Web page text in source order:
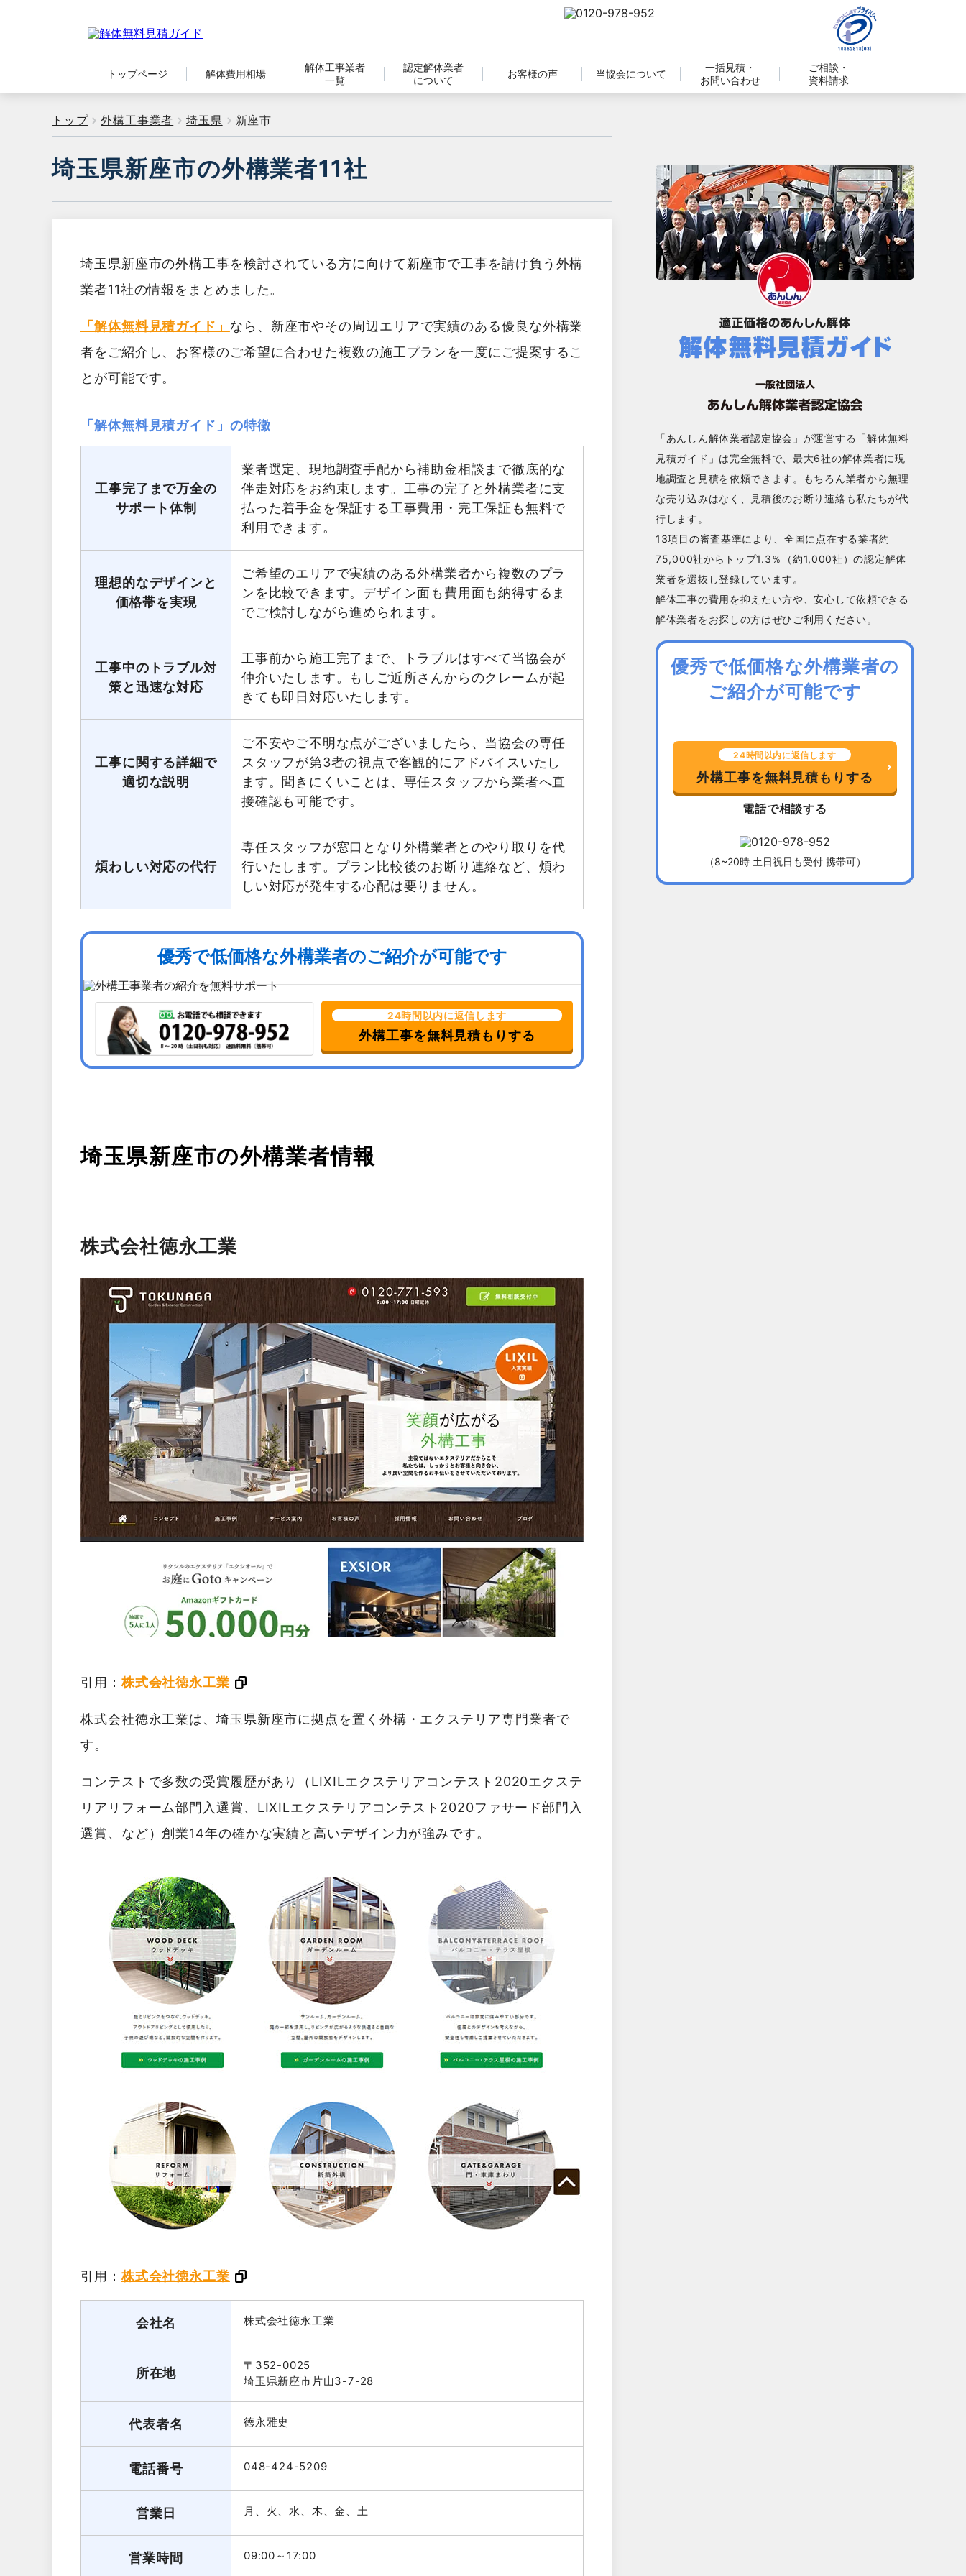
トップページ 解体費用相場
解体工事業者
一覧
認定解体業者
について
お客様の声 当協会について
一括見積・
お問い合わせ
ご相談・
資料請求
トップ 外構工事業者 埼玉県 新座市
埼玉県新座市の外構業者11社
埼玉県新座市の外構工事を検討されている方に向けて新座市で工事を請け負う外構
業者11社の情報をまとめました。
「解体無料見積ガイド」 なら、新座市やその周辺エリアで実績のある優良な外構業
者をご紹介し、お客様のご希望に合わせた複数の施工プランを一度にご提案するこ
とが可能です。
「解体無料見積ガイド」の特徴
工事完了まで万全の
サポート体制
業者選定、現地調査手配から補助金相談まで徹底的な
伴走対応をお約束します。工事の完了と外構業者に支
払った着手金を保証する工事費用・完工保証も無料で
利用できます。
理想的なデザインと
価格帯を実現
ご希望のエリアで実績のある外構業者から複数のプラ
ンを比較できます。デザイン面も費用面も納得するま
でご検討しながら進められます。
工事中のトラブル対
策と迅速な対応
工事前から施工完了まで、トラブルはすべて当協会が
仲介いたします。もしご近所さんからのクレームが起
きても即日対応いたします。
工事に関する詳細で
適切な説明
ご不安やご不明な点がございましたら、当協会の専任
スタッフが第3者の視点で客観的にアドバイスいたし
ます。聞きにくいことは、専任スタッフから業者へ直
接確認も可能です。
煩わしい対応の代行
専任スタッフが窓口となり外構業者とのやり取りを代
行いたします。プラン比較後のお断り連絡など、煩わ
しい対応が発生する心配は要りません。
優秀で低価格な外構業者のご紹介が可能です
24時間以内に返信します
外構工事を無料見積もりする
埼玉県新座市の外構業者情報
株式会社徳永工業
引用：株式会社徳永工業
株式会社徳永工業は、埼玉県新座市に拠点を置く外構・エクステリア専門業者で
す。
コンテストで多数の受賞履歴があり（LIXILエクステリアコンテスト2020エクステ
リアリフォーム部門入選賞、LIXILエクステリアコンテスト2020ファサード部門入
選賞、など）創業14年の確かな実績と高いデザイン力が強みです。
引用：株式会社徳永工業
会社名 株式会社徳永工業
所在地
〒352-0025
埼玉県新座市片山3-7-28
代表者名 徳永雅史
電話番号 048-424-5209
営業日 月、火、水、木、金、土
営業時間 09:00～17:00
「あんしん解体業者認定協会」が運営する「解体無料
見積ガイド」は完全無料で、最大6社の解体業者に現
地調査と見積を依頼できます。もちろん業者から無理
な売り込みはなく、見積後のお断り連絡も私たちが代
行します。
13項目の審査基準により、全国に点在する業者約
75,000社からトップ1.3％（約1,000社）の認定解体
業者を選抜し登録しています。
解体工事の費用を抑えたい方や、安心して依頼できる
解体業者をお探しの方はぜひご利用ください。
優秀で低価格な外構業者の
ご紹介が可能です
24時間以内に返信します
外構工事を無料見積もりする
電話で相談する
（8~20時 土日祝日も受付 携帯可）